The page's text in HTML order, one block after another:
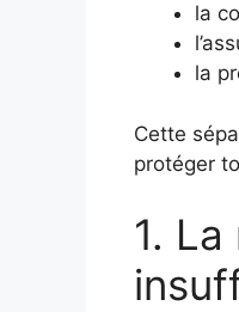
la
la
Cette
protéger
1.